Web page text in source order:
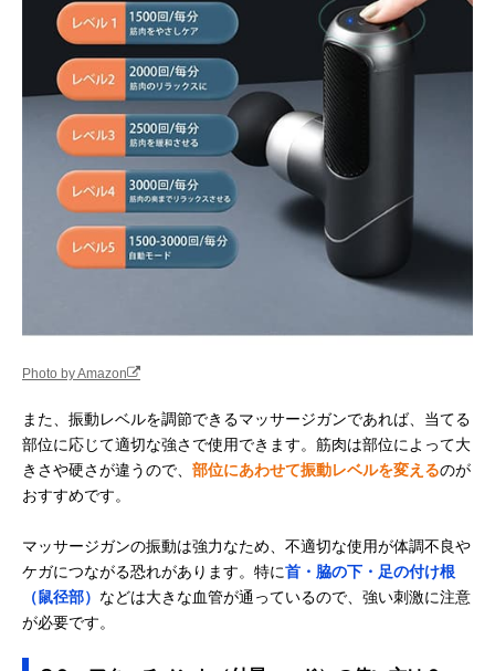
Photo by Amazon
また、振動レベルを調節できるマッサージガンであれば、当てる
部位に応じて適切な強さで使用できます。筋肉は部位によって大
きさや硬さが違うので、 部位にあわせて振動レベルを変えるのが
おすすめです。
マッサージガンの振動は強力なため、不適切な使用が体調不良や
ケガにつながる恐れがあります。特に首・脇の下・足の付け根
（鼠径部） などは大きな血管が通っているので、強い刺激に注意
が必要です。